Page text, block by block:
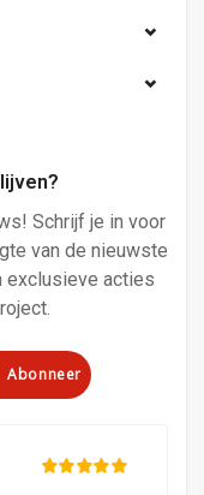
Schrijf je in voor
van de nieuwste
exclusieve acties
Abonneer